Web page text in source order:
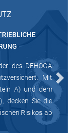
des DEHOGA
Mit
A) und dem
decken Sie die
Risikos ab
Next